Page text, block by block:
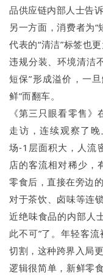
品供应链内部人士告
另一方面，消费者为
代表的“清洁”标签也
违规分装、环境清洁
短保”形成溢价，一
鲜”而翻车。
《第三只眼看零售
走访，连续观察了
场-1层面积大，人流
店的客流相对稀少，
零食后，直接在旁边
对于茶饮、卤味等连
近绝味食品的内部人
此不可”了。年轻客
切割，这种跨界入局
逻辑很简单，新鲜零